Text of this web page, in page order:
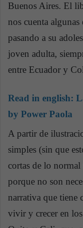
Buenos Aires. El
nos cuenta
pasando a su
joven adulta,
entre Ecuador y
Read in english:
by Power Paola
A partir de
simples (sin que
cortas de lo normal
porque no son
narrativa que tiene
vivir y crecer en